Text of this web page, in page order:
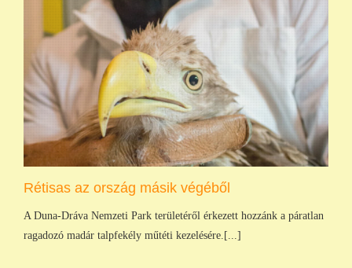
Rétisas az ország másik végéből
A Duna-Dráva Nemzeti Park területéről érkezett hozzánk a páratlan
ragadozó madár talpfekély műtéti kezelésére.[...]